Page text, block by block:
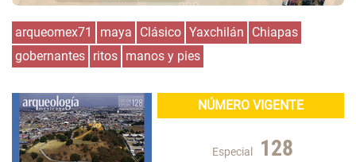
arqueomex71 maya Clásico Yaxchilán
Chiapas
gobernantes ritos manos y pies
NÚMERO VIGENTE
Especial 128